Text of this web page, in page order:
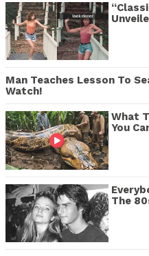
Man Teaches Lesson To
Watch!
What
You
The